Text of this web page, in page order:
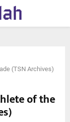
(TSN Archives)
of the